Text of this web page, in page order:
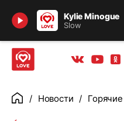
Kylie Minogue
Slow
Найти
Вконтакте
Youtube
ГлавнаяНовости